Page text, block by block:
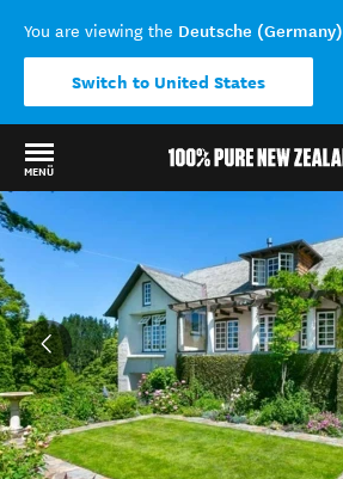
You are viewing the Deutsche (Germany)
Switch to United States
MENÜ
Back to my results